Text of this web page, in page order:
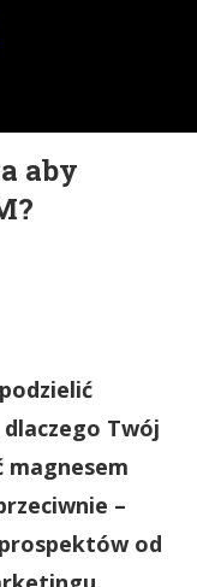
aby
Twój
magnesem
–
od